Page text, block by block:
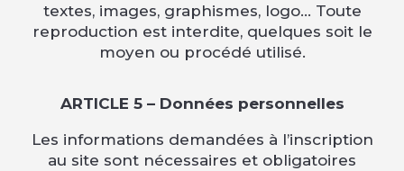
textes, images, graphismes, logo… Toute
reproduction est interdite, quelques soit le
moyen ou procédé utilisé.
ARTICLE 5 – Données personnelles
Les informations demandées à l’inscription
au site sont nécessaires et obligatoires